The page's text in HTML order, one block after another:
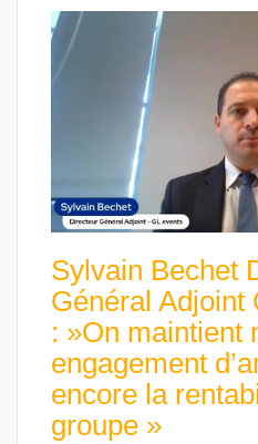
Sylvain Bechet
Général Adjoint
: »On maintient
engagement
encore la
groupe »